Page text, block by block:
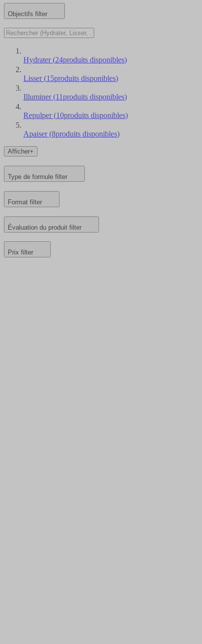
Objectifs filter
Hydrater (24produits disponibles)
Lisser (15produits disponibles)
Illuminer (11produits disponibles)
Repulper (10produits disponibles)
Apaiser (8produits disponibles)
Afficher+
Type de formule filter
Format filter
Évaluation du produit filter
Prix filter